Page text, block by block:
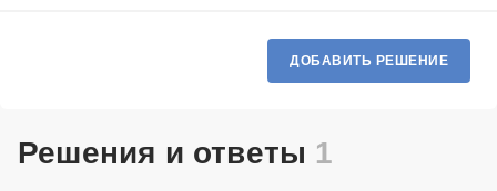
ДОБАВИТЬ РЕШЕНИЕ
Решения и ответы 1